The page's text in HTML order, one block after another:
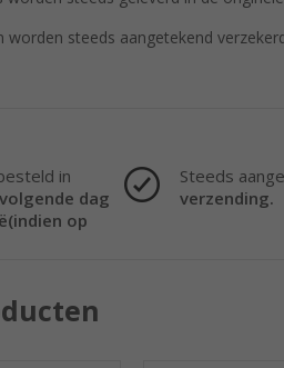
worden steeds aangetekend
in
dag
op
Steeds
verzending.